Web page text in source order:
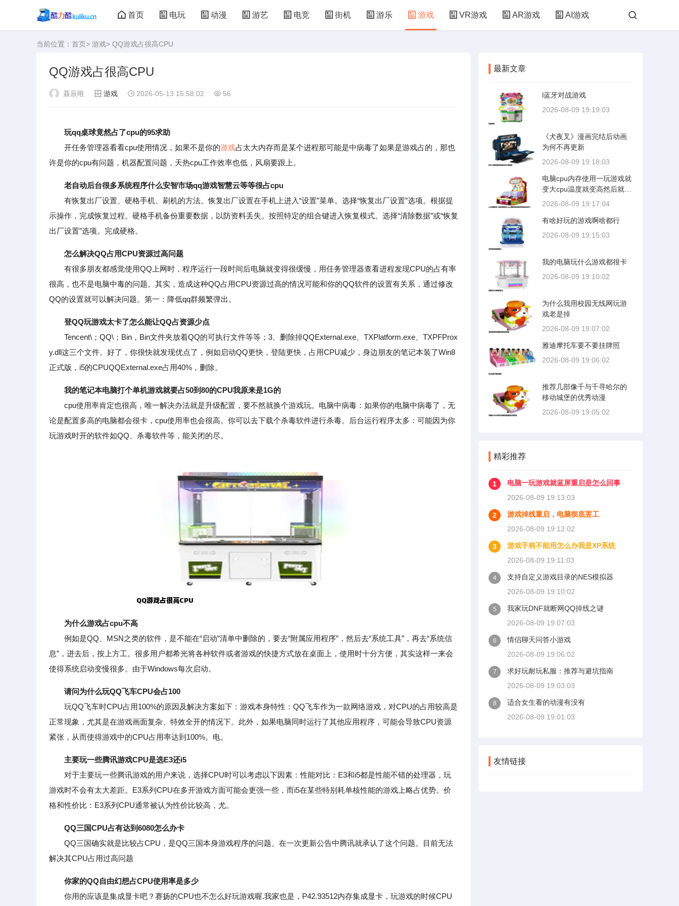
首页 电玩 动漫 游艺 电竞 街机 游乐 游戏 VR游戏 AR游戏 AI游戏
大型游戏
当前位置： 首页> 游戏> QQ游戏占很高CPU
QQ游戏占很高CPU
聂辰唯 游戏 2026-05-13 15:58:02 56
玩qq桌球竟然占了cpu的95求助
开任务管理器看看cpu使用情况，如果不是你的游戏占太大内存而是某个进程那可能是中病毒了如果是游戏占的，那也
许是你的cpu有问题，机器配置问题，天热cpu工作效率也低，风扇要跟上。
老自动后台很多系统程序什么安智市场qq游戏智慧云等等很占cpu
有恢复出厂设置、硬格手机、刷机的方法。恢复出厂设置在手机上进入“设置”菜单。选择“恢复出厂设置”选项。根据提
示操作，完成恢复过程。硬格手机备份重要数据，以防资料丢失。按照特定的组合键进入恢复模式。选择“清除数据”或“恢复
出厂设置”选项。完成硬格。
怎么解决QQ占用CPU资源过高问题
有很多朋友都感觉使用QQ上网时，程序运行一段时间后电脑就变得很缓慢，用任务管理器查看进程发现CPU的占有率
很高，也不是电脑中毒的问题。其实，造成这种QQ占用CPU资源过高的情况可能和你的QQ软件的设置有关系，通过修改
QQ的设置就可以解决问题。第一：降低qq群频繁弹出。
登QQ玩游戏太卡了怎么能让QQ占资源少点
Tencent\；QQ\；Bin，Bin文件夹放着QQ的可执行文件等等；3、删除掉QQExternal.exe、TXPlatform.exe、TXPFProx
y.dll这三个文件。好了，你很快就发现优点了，例如启动QQ更快，登陆更快，占用CPU减少，身边朋友的笔记本装了Win8
正式版，i5的CPUQQExternal.exe占用40%，删除。
我的笔记本电脑打个单机游戏就要占50到80的CPU我原来是1G的
cpu使用率肯定也很高，唯一解决办法就是升级配置，要不然就换个游戏玩。电脑中病毒：如果你的电脑中病毒了，无
论是配置多高的电脑都会很卡，cpu使用率也会很高。你可以去下载个杀毒软件进行杀毒。后台运行程序太多：可能因为你
玩游戏时开的软件如QQ、杀毒软件等，能关闭的尽。
为什么游戏占cpu不高
例如是QQ、MSN之类的软件，是不能在“启动”清单中删除的，要去“附属应用程序”，然后去“系统工具”，再去“系统信
息”，进去后，按上方工。很多用户都希光将各种软件或者游戏的快捷方式放在桌面上，使用时十分方便，其实这样一来会
使得系统启动变慢很多。由于Windows每次启动。
请问为什么玩QQ飞车CPU会占100
玩QQ飞车时CPU占用100%的原因及解决方案如下：游戏本身特性：QQ飞车作为一款网络游戏，对CPU的占用较高是
正常现象，尤其是在游戏画面复杂、特效全开的情况下。此外，如果电脑同时运行了其他应用程序，可能会导致CPU资源
紧张，从而使得游戏中的CPU占用率达到100%。电。
主要玩一些腾讯游戏CPU是选E3还i5
对于主要玩一些腾讯游戏的用户来说，选择CPU时可以考虑以下因素：性能对比：E3和i5都是性能不错的处理器，玩
游戏时不会有太大差距。E3系列CPU在多开游戏方面可能会更强一些，而i5在某些特别耗单核性能的游戏上略占优势。价
格和性价比：E3系列CPU通常被认为性价比较高，尤。
QQ三国CPU占有达到6080怎么办卡
QQ三国确实就是比较占CPU，是QQ三国本身游戏程序的问题。在一次更新公告中腾讯就承认了这个问题。目前无法
解决其CPU占用过高问题
你家的QQ自由幻想占CPU使用率是多少
你用的应该是集成显卡吧？赛扬的CPU也不怎么好玩游戏喔.我家也是，P42.93512内存集成显卡，玩游戏的时候CPU
最新文章
l蓝牙对战游戏
2026-08-09 19:19:03
《犬夜叉》漫画完结后动画
为何不再更新
2026-08-09 19:18:03
电脑cpu内存使用一玩游戏就
变大cpu温度就变高然后就自
动关机了。
2026-08-09 19:17:04
有啥好玩的游戏啊啥都行
2026-08-09 19:15:03
我的电脑玩什么游戏都很卡
2026-08-09 19:10:02
为什么我用校园无线网玩游
戏老是掉
2026-08-09 19:07:02
雅迪摩托车要不要挂牌照
2026-08-09 19:06:02
推荐几部像千与千寻哈尔的
移动城堡的优秀动漫
2026-08-09 19:05:02
精彩推荐
1
电脑一玩游戏就蓝屏重启是怎么回事
2026-08-09 19:13:03
2
游戏掉线重启，电脑彻底罢工
2026-08-09 19:12:02
3
游戏手柄不能用怎么办我是XP系统
2026-08-09 19:11:03
4
支持自定义游戏目录的NES模拟器
2026-08-09 19:10:02
5
我家玩DNF就断网QQ掉线之谜
2026-08-09 19:07:03
6
情侣聊天问答小游戏
2026-08-09 19:06:02
7
求好玩耐玩私服：推荐与避坑指南
2026-08-09 19:03:03
8
适合女生看的动漫有没有
2026-08-09 19:01:03
友情链接